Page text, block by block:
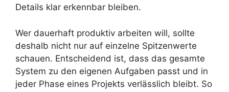
Details klar erkennbar bleiben.
Wer dauerhaft produktiv arbeiten will, sollte
deshalb nicht nur auf einzelne Spitzenwerte
schauen. Entscheidend ist, dass das gesamte
System zu den eigenen Aufgaben passt und in
jeder Phase eines Projekts verlässlich bleibt. So